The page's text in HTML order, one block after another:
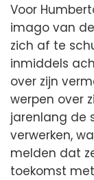
Voor
imago van de
zich af te
inmiddels
over zijn
werpen over
jarenlang de
verwerken,
melden dat
toekomst